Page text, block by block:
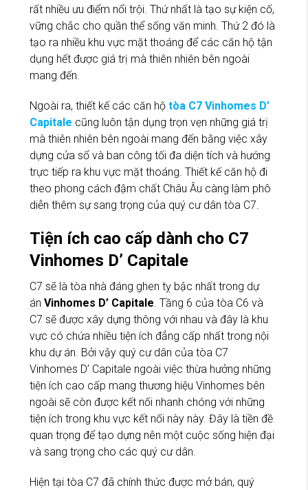
rất nhiều ưu điểm nổi trội. Thứ nhất là tạo sự kiện cố,
vững chắc cho quần thể sống văn minh. Thứ 2 đó là
tạo ra nhiều khu vực mặt thoáng để các căn hộ tận
dụng hết được giá trị mà thiên nhiên bên ngoài
mang đến.
Ngoài ra, thiết kế các căn hộ tòa C7 Vinhomes D’
Capitale cũng luôn tận dụng trọn vẹn những giá trị
mà thiên nhiên bên ngoài mang đến bằng việc xây
dựng cửa sổ và ban công tối đa diện tích và hướng
trực tiếp ra khu vực mặt thoáng. Thiết kế căn hộ đi
theo phong cách đậm chất Châu Âu càng làm phô
diễn thêm sự sang trọng của quý cư dân tòa C7.
Tiện ích cao cấp dành cho C7
Vinhomes D’ Capitale
C7 sẽ là tòa nhà đáng ghen tỵ bậc nhất trong dự
án Vinhomes D’ Capitale. Tầng 6 của tòa C6 và
C7 sẽ được xây dựng thông với nhau và đây là khu
vực có chứa nhiều tiện ích đẳng cấp nhất trong nội
khu dự án. Bởi vậy quý cư dân của tòa C7
Vinhomes D’ Capitale ngoài việc thừa hưởng những
tiện ích cao cấp mang thương hiệu Vinhomes bên
ngoài sẽ còn được kết nối nhanh chóng với những
tiện ích trong khu vực kết nối này này. Đây là tiền đề
quan trọng để tạo dựng nên một cuộc sống hiện đại
và sang trọng cho các quý cư dân.
Hiện tại tòa C7 đã chính thức được mở bán, quý